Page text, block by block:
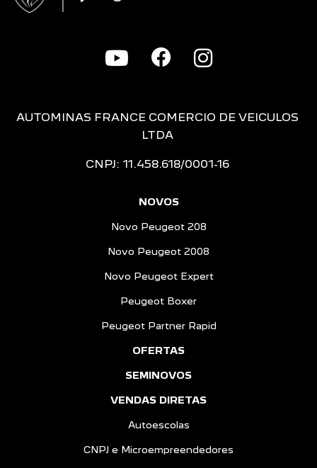
AUTOMINAS FRANCE COMERCIO DE VEICULOS
LTDA
CNPJ: 11.458.618/0001-16
NOVOS
Novo Peugeot 208
Novo Peugeot 2008
Novo Peugeot Expert
Peugeot Boxer
Peugeot Partner Rapid
OFERTAS
SEMINOVOS
VENDAS DIRETAS
Autoescolas
CNPJ e Microempreendedores